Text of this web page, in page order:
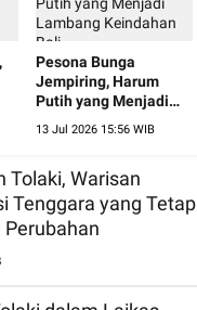
Pesona Bunga
Jempiring, Harum
Putih yang Menjadi
Lambang Keindahan
13 Jul 2026 15:56 WIB
Tolaki, Warisan
Tenggara yang Tetap
Perubahan